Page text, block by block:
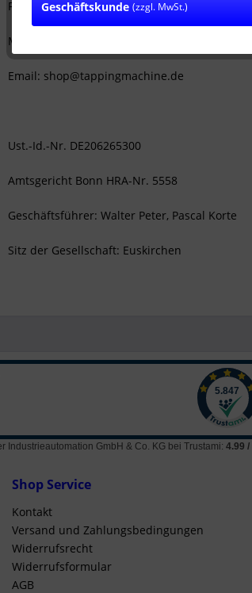
Fax: +49-2251-71052
Mobil: +49-172-4200487
Email: shop@tappingmachine.de
Ust.-Id.-Nr. DE206265300
Amtsgericht Bonn HRA-Nr. 5558
Geschäftsführer: Walter Peter, Pascal Korte
Sitz der Gesellschaft: Euskirchen
Industrieautomation GmbH & Co. KG bei Trustami: 4.99 /
Shop Service
Kontakt
Versand und Zahlungsbedingungen
Widerrufsrecht
Widerrufsformular
AGB
Geschäftskunde (zzgl. MwSt.)